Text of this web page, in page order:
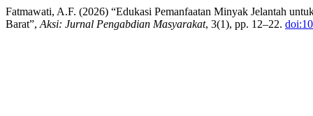
Fatmawati, A.F. (2026) “Edukasi Pemanfaatan Minyak Jelantah
Barat”, Aksi: Jurnal Pengabdian Masyarakat, 3(1), pp. 12–22.